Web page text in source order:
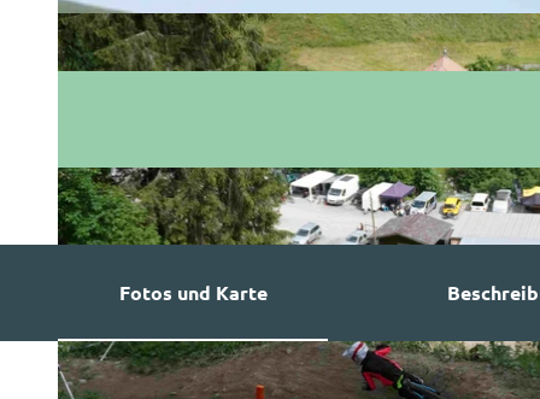
Fotos und Karte